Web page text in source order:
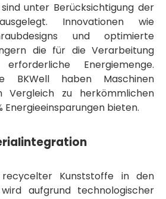
unter Berücksichtigung der
Innovationen wie
und optimierte
die für die Verarbeitung
Energiemenge.
BKWell haben Maschinen
Vergleich zu herkömmlichen
Energieeinsparungen bieten.
recycelter Kunststoffe in den
wird aufgrund technologischer